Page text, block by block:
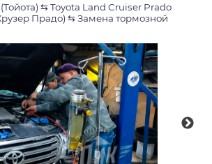
⇆Toyota Land Cruiser Prado
Прадо) ⇆Замена тормозной